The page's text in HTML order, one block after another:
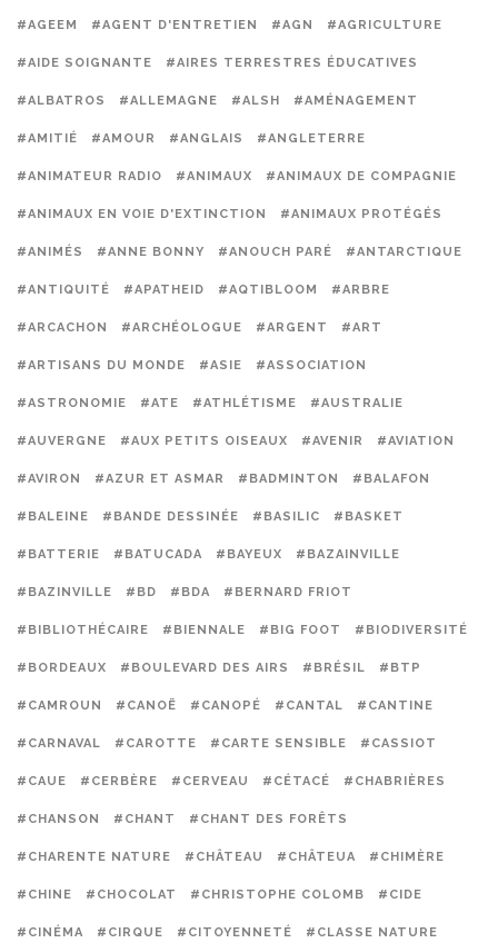
#AGEEM #AGENT D'ENTRETIEN #AGN #AGRICULTURE
#AIDE SOIGNANTE #AIRES TERRESTRES ÉDUCATIVES
#ALBATROS #ALLEMAGNE #ALSH #AMÉNAGEMENT
#AMITIÉ #AMOUR #ANGLAIS #ANGLETERRE
#ANIMATEUR RADIO #ANIMAUX #ANIMAUX DE COMPAGNIE
#ANIMAUX EN VOIE D'EXTINCTION #ANIMAUX PROTÉGÉS
#ANIMÉS #ANNE BONNY #ANOUCH PARÉ #ANTARCTIQUE
#ANTIQUITÉ #APATHEID #AQTIBLOOM #ARBRE
#ARCACHON #ARCHÉOLOGUE #ARGENT #ART
#ARTISANS DU MONDE #ASIE #ASSOCIATION
#ASTRONOMIE #ATE #ATHLÉTISME #AUSTRALIE
#AUVERGNE #AUX PETITS OISEAUX #AVENIR #AVIATION
#AVIRON #AZUR ET ASMAR #BADMINTON #BALAFON
#BALEINE #BANDE DESSINÉE #BASILIC #BASKET
#BATTERIE #BATUCADA #BAYEUX #BAZAINVILLE
#BAZINVILLE #BD #BDA #BERNARD FRIOT
#BIBLIOTHÉCAIRE #BIENNALE #BIG FOOT #BIODIVERSITÉ
#BORDEAUX #BOULEVARD DES AIRS #BRÉSIL #BTP
#CAMROUN #CANOË #CANOPÉ #CANTAL #CANTINE
#CARNAVAL #CAROTTE #CARTE SENSIBLE #CASSIOT
#CAUE #CERBÈRE #CERVEAU #CÉTACÉ #CHABRIÈRES
#CHANSON #CHANT #CHANT DES FORÊTS
#CHARENTE NATURE #CHÂTEAU #CHÂTEUA #CHIMÈRE
#CHINE #CHOCOLAT #CHRISTOPHE COLOMB #CIDE
#CINÉMA #CIRQUE #CITOYENNETÉ #CLASSE NATURE